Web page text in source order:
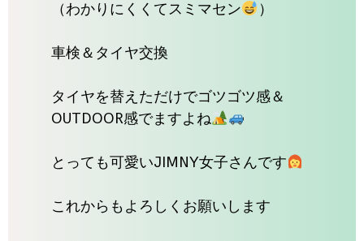
（わかりにくくてスミマセン ）
車検＆タイヤ交換
タイヤを替えただけでゴツゴツ感＆
OUTDOOR感でますよね
とっても可愛いJIMNY女子さんです
これからもよろしくお願いします